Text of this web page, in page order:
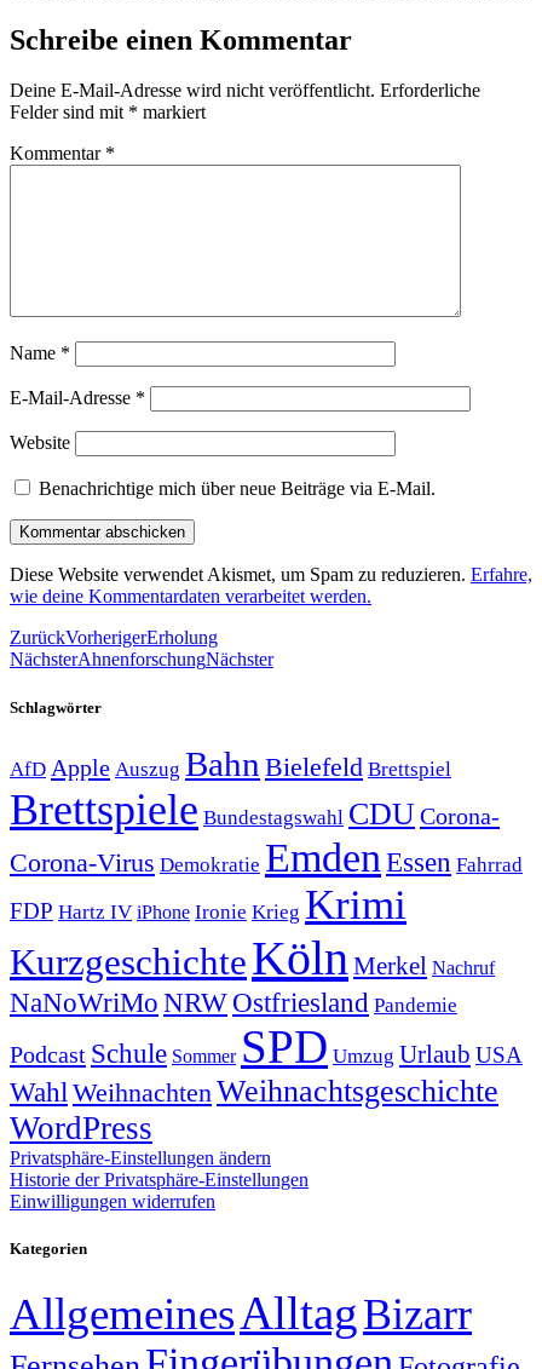
Schreibe einen Kommentar
Deine E-Mail-Adresse wird nicht veröffentlicht. Erforderliche
Felder sind mit * markiert
Kommentar *
Name *
E-Mail-Adresse *
Website
Benachrichtige mich über neue Beiträge via E-Mail.
Diese Website verwendet Akismet, um Spam zu reduzieren. Erfahre,
wie deine Kommentardaten verarbeitet werden.
ZurückVorherigerErholung
NächsterAhnenforschungNächster
Schlagwörter
AfD Apple Auszug Bahn Bielefeld Brettspiel
Brettspiele Bundestagswahl CDUCorona-
Corona-Virus Demokratie Emden Essen Fahrrad
FDP Hartz IV iPhone Ironie Krieg Krimi
KurzgeschichteKöln Merkel Nachruf
NaNoWriMo NRWOstfriesland Pandemie
Podcast Schule Sommer SPD Umzug Urlaub USA
Wahl Weihnachten Weihnachtsgeschichte
WordPress
Privatsphäre-Einstellungen ändern
Historie der Privatsphäre-Einstellungen
Einwilligungen widerrufen
Kategorien
AllgemeinesAlltagBizarr